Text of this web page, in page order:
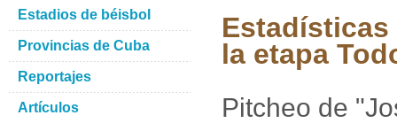
Estadísticas
la etapa
Pitcheo de
Estadios de béisbol
Provincias de Cuba
Reportajes
Artículos